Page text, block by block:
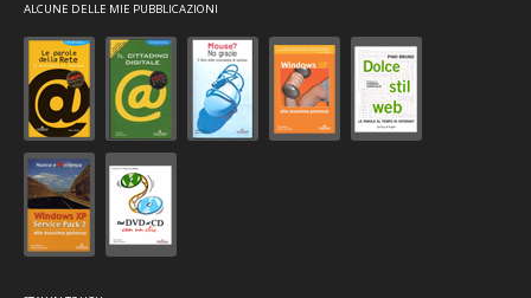
ALCUNE DELLE MIE PUBBLICAZIONI